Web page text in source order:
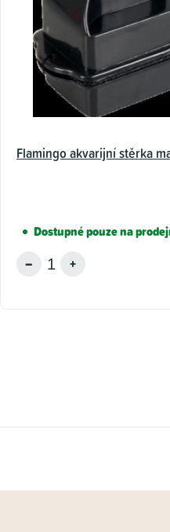
Flamingo akvarijní stěrka
Dostupné pouze na